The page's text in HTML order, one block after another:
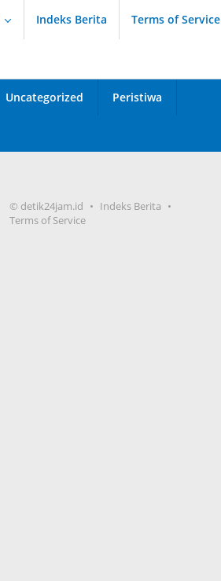
Indeks Berita Terms of Service
Uncategorized Peristiwa
© detik24jam.id
Indeks Berita
Terms of Service